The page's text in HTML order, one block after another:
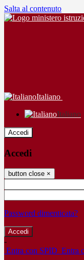
Salta al contenuto
Italiano
Italiano
Accedi
Accedi
button close ×
Password dimenticata?
-
Entra con SPID Entra